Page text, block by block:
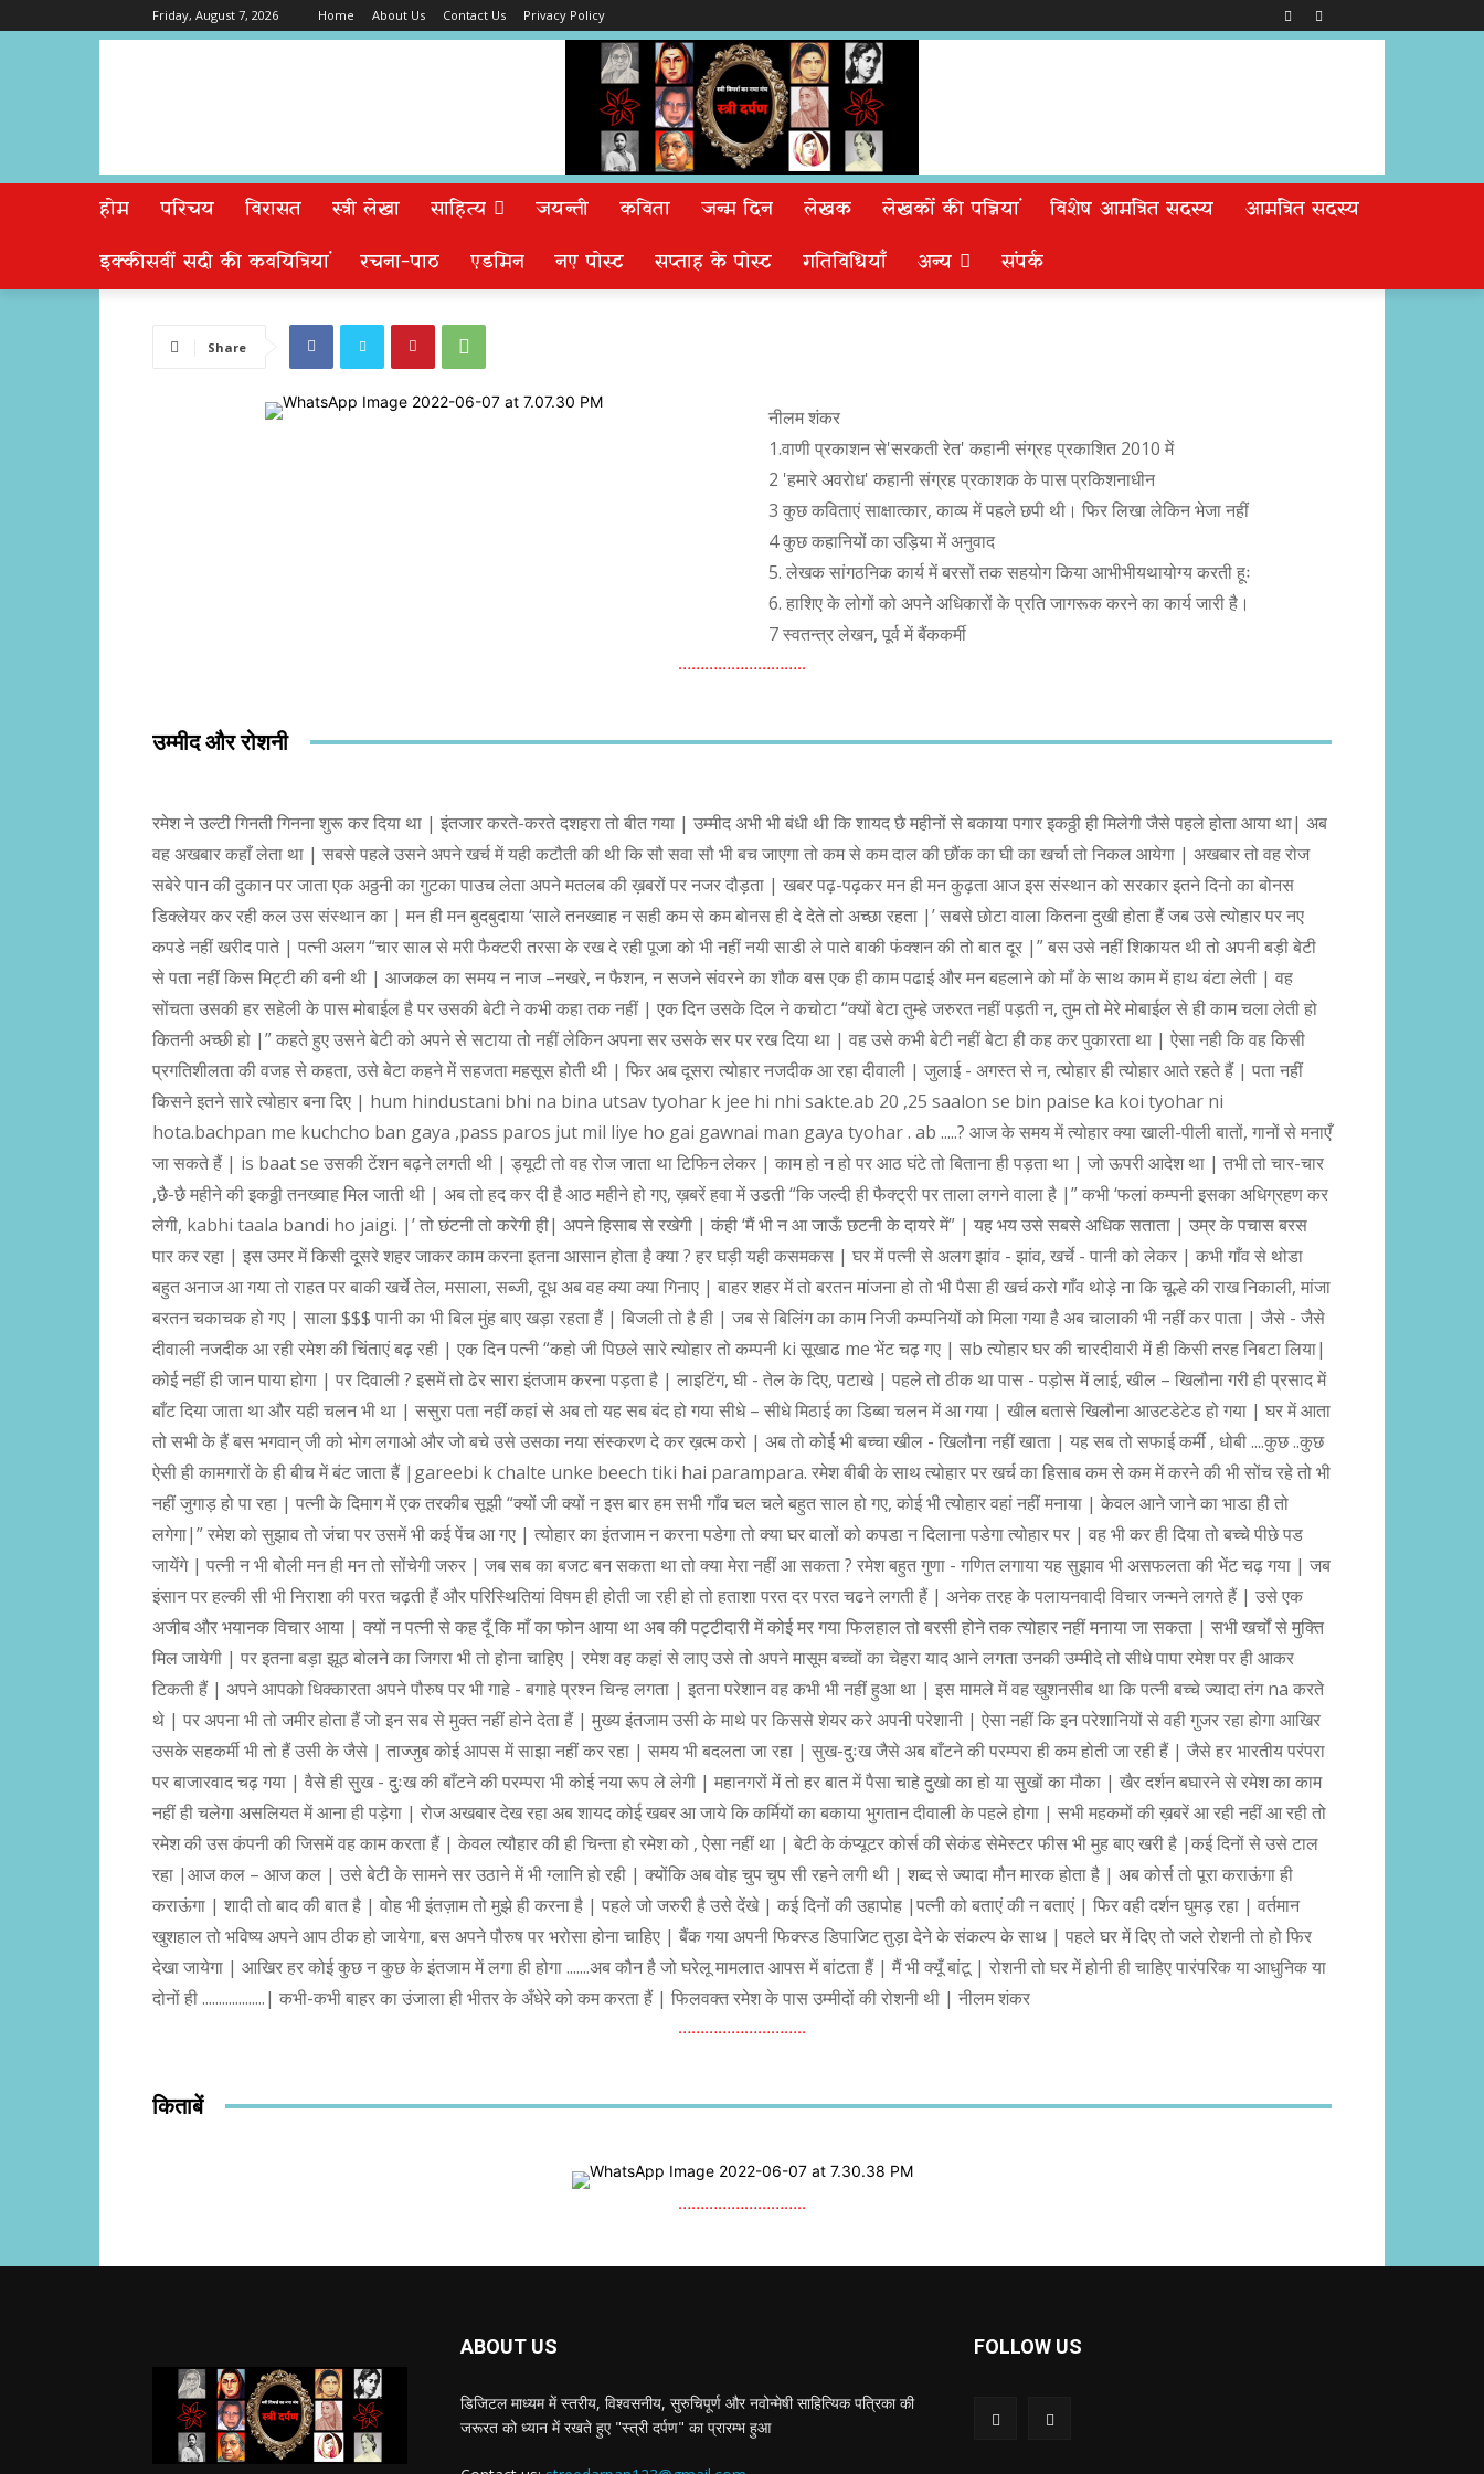
Friday, August 7, 2026 Home About Us Contact Us Privacy Policy
होम परिचय विरासत स्त्री लेखा साहित्य जयन्ती कविता जन्म दिन लेखक लेखकों की पत्नियां विशेष आमंत्रित सदस्य
आमंत्रित सदस्य
इक्कीसवीं सदी की कवयित्रियां
रचना-पाठ एडमिन नए पोस्ट सप्ताह के पोस्ट गतिविधियाँ अन्य संपर्क
Share
नीलम शंकर
1.वाणी प्रकाशन से'सरकती रेत' कहानी संग्रह प्रकाशित 2010 में
2 'हमारे अवरोध' कहानी संग्रह प्रकाशक के पास प्रकिशनाधीन
3 कुछ कविताएं साक्षात्कार, काव्य में पहले छपी थी। फिर लिखा लेकिन भेजा नहीं
4 कुछ कहानियों का उड़िया में अनुवाद
5. लेखक सांगठनिक कार्य में बरसों तक सहयोग किया आभीभीयथायोग्य करती हूः
6. हाशिए के लोगों को अपने अधिकारों के प्रति जागरूक करने का कार्य जारी है।
7 स्वतन्त्र लेखन, पूर्व में बैंककर्मी
………………………..
उम्मीद और रोशनी
रमेश ने उल्टी गिनती गिनना शुरू कर दिया था | इंतजार करते-करते दशहरा तो बीत गया | उम्मीद अभी भी बंधी थी कि शायद छै महीनों से बकाया पगार इकठ्ठी ही मिलेगी जैसे पहले होता आया था| अब
वह अखबार कहाँ लेता था | सबसे पहले उसने अपने खर्च में यही कटौती की थी कि सौ सवा सौ भी बच जाएगा तो कम से कम दाल की छौंक का घी का खर्चा तो निकल आयेगा | अखबार तो वह रोज
सबेरे पान की दुकान पर जाता एक अठ्ठनी का गुटका पाउच लेता अपने मतलब की ख़बरों पर नजर दौड़ता | खबर पढ़-पढ़कर मन ही मन कुढ़ता आज इस संस्थान को सरकार इतने दिनो का बोनस
डिक्लेयर कर रही कल उस संस्थान का | मन ही मन बुदबुदाया ‘साले तनख्वाह न सही कम से कम बोनस ही दे देते तो अच्छा रहता |’ सबसे छोटा वाला कितना दुखी होता हैं जब उसे त्योहार पर नए
कपडे नहीं खरीद पाते | पत्नी अलग “चार साल से मरी फैक्टरी तरसा के रख दे रही पूजा को भी नहीं नयी साडी ले पाते बाकी फंक्शन की तो बात दूर |” बस उसे नहीं शिकायत थी तो अपनी बड़ी बेटी
से पता नहीं किस मिट्टी की बनी थी | आजकल का समय न नाज –नखरे, न फैशन, न सजने संवरने का शौक बस एक ही काम पढाई और मन बहलाने को माँ के साथ काम में हाथ बंटा लेती | वह
सोंचता उसकी हर सहेली के पास मोबाईल है पर उसकी बेटी ने कभी कहा तक नहीं | एक दिन उसके दिल ने कचोटा “क्यों बेटा तुम्हे जरुरत नहीं पड़ती न, तुम तो मेरे मोबाईल से ही काम चला लेती हो
कितनी अच्छी हो |” कहते हुए उसने बेटी को अपने से सटाया तो नहीं लेकिन अपना सर उसके सर पर रख दिया था | वह उसे कभी बेटी नहीं बेटा ही कह कर पुकारता था | ऐसा नही कि वह किसी
प्रगतिशीलता की वजह से कहता, उसे बेटा कहने में सहजता महसूस होती थी | फिर अब दूसरा त्योहार नजदीक आ रहा दीवाली | जुलाई - अगस्त से न, त्योहार ही त्योहार आते रहते हैं | पता नहीं
किसने इतने सारे त्योहार बना दिए | hum hindustani bhi na bina utsav tyohar k jee hi nhi sakte.ab 20 ,25 saalon se bin paise ka koi tyohar ni
hota.bachpan me kuchcho ban gaya ,pass paros jut mil liye ho gai gawnai man gaya tyohar . ab .....? आज के समय में त्योहार क्या खाली-पीली बातों, गानों से मनाएँ
जा सकते हैं | is baat se उसकी टेंशन बढ़ने लगती थी | ड्यूटी तो वह रोज जाता था टिफिन लेकर | काम हो न हो पर आठ घंटे तो बिताना ही पड़ता था | जो ऊपरी आदेश था | तभी तो चार-चार
,छै-छै महीने की इकठ्ठी तनख्वाह मिल जाती थी | अब तो हद कर दी है आठ महीने हो गए, ख़बरें हवा में उडती “कि जल्दी ही फैक्ट्री पर ताला लगने वाला है |” कभी ‘फलां कम्पनी इसका अधिग्रहण कर
लेगी, kabhi taala bandi ho jaigi. |’ तो छंटनी तो करेगी ही| अपने हिसाब से रखेगी | कंही ‘मैं भी न आ जाऊँ छटनी के दायरे में” | यह भय उसे सबसे अधिक सताता | उम्र के पचास बरस
पार कर रहा | इस उमर में किसी दूसरे शहर जाकर काम करना इतना आसान होता है क्या ? हर घड़ी यही कसमकस | घर में पत्नी से अलग झांव - झांव, खर्चे - पानी को लेकर | कभी गाँव से थोडा
बहुत अनाज आ गया तो राहत पर बाकी खर्चे तेल, मसाला, सब्जी, दूध अब वह क्या क्या गिनाए | बाहर शहर में तो बरतन मांजना हो तो भी पैसा ही खर्च करो गाँव थोड़े ना कि चूल्हे की राख निकाली, मांजा
बरतन चकाचक हो गए | साला $$$ पानी का भी बिल मुंह बाए खड़ा रहता हैं | बिजली तो है ही | जब से बिलिंग का काम निजी कम्पनियों को मिला गया है अब चालाकी भी नहीं कर पाता | जैसे - जैसे
दीवाली नजदीक आ रही रमेश की चिंताएं बढ़ रही | एक दिन पत्नी “कहो जी पिछले सारे त्योहार तो कम्पनी ki सूखाढ me भेंट चढ़ गए | सb त्योहार घर की चारदीवारी में ही किसी तरह निबटा लिया|
कोई नहीं ही जान पाया होगा | पर दिवाली ? इसमें तो ढेर सारा इंतजाम करना पड़ता है | लाइटिंग, घी - तेल के दिए, पटाखे | पहले तो ठीक था पास - पड़ोस में लाई, खील – खिलौना गरी ही प्रसाद में
बाँट दिया जाता था और यही चलन भी था | ससुरा पता नहीं कहां से अब तो यह सब बंद हो गया सीधे – सीधे मिठाई का डिब्बा चलन में आ गया | खील बतासे खिलौना आउटडेटेड हो गया | घर में आता
तो सभी के हैं बस भगवान् जी को भोग लगाओ और जो बचे उसे उसका नया संस्करण दे कर ख़त्म करो | अब तो कोई भी बच्चा खील - खिलौना नहीं खाता | यह सब तो सफाई कर्मी , धोबी ....कुछ ..कुछ
ऐसी ही कामगारों के ही बीच में बंट जाता हैं |gareebi k chalte unke beech tiki hai parampara. रमेश बीबी के साथ त्योहार पर खर्च का हिसाब कम से कम में करने की भी सोंच रहे तो भी
नहीं जुगाड़ हो पा रहा | पत्नी के दिमाग में एक तरकीब सूझी “क्यों जी क्यों न इस बार हम सभी गाँव चल चले बहुत साल हो गए, कोई भी त्योहार वहां नहीं मनाया | केवल आने जाने का भाडा ही तो
लगेगा|” रमेश को सुझाव तो जंचा पर उसमें भी कई पेंच आ गए | त्योहार का इंतजाम न करना पडेगा तो क्या घर वालों को कपडा न दिलाना पडेगा त्योहार पर | वह भी कर ही दिया तो बच्चे पीछे पड
जायेंगे | पत्नी न भी बोली मन ही मन तो सोंचेगी जरुर | जब सब का बजट बन सकता था तो क्या मेरा नहीं आ सकता ? रमेश बहुत गुणा - गणित लगाया यह सुझाव भी असफलता की भेंट चढ़ गया | जब
इंसान पर हल्की सी भी निराशा की परत चढ़ती हैं और परिस्थितियां विषम ही होती जा रही हो तो हताशा परत दर परत चढने लगती हैं | अनेक तरह के पलायनवादी विचार जन्मने लगते हैं | उसे एक
अजीब और भयानक विचार आया | क्यों न पत्नी से कह दूँ कि माँ का फोन आया था अब की पट्टीदारी में कोई मर गया फिलहाल तो बरसी होने तक त्योहार नहीं मनाया जा सकता | सभी खर्चों से मुक्ति
मिल जायेगी | पर इतना बड़ा झूठ बोलने का जिगरा भी तो होना चाहिए | रमेश वह कहां से लाए उसे तो अपने मासूम बच्चों का चेहरा याद आने लगता उनकी उम्मीदे तो सीधे पापा रमेश पर ही आकर
टिकती हैं | अपने आपको धिक्कारता अपने पौरुष पर भी गाहे - बगाहे प्रश्न चिन्ह लगता | इतना परेशान वह कभी भी नहीं हुआ था | इस मामले में वह खुशनसीब था कि पत्नी बच्चे ज्यादा तंग na करते
थे | पर अपना भी तो जमीर होता हैं जो इन सब से मुक्त नहीं होने देता हैं | मुख्य इंतजाम उसी के माथे पर किससे शेयर करे अपनी परेशानी | ऐसा नहीं कि इन परेशानियों से वही गुजर रहा होगा आखिर
उसके सहकर्मी भी तो हैं उसी के जैसे | ताज्जुब कोई आपस में साझा नहीं कर रहा | समय भी बदलता जा रहा | सुख-दुःख जैसे अब बाँटने की परम्परा ही कम होती जा रही हैं | जैसे हर भारतीय परंपरा
पर बाजारवाद चढ़ गया | वैसे ही सुख - दुःख की बाँटने की परम्परा भी कोई नया रूप ले लेगी | महानगरों में तो हर बात में पैसा चाहे दुखो का हो या सुखों का मौका | खैर दर्शन बघारने से रमेश का काम
नहीं ही चलेगा असलियत में आना ही पड़ेगा | रोज अखबार देख रहा अब शायद कोई खबर आ जाये कि कर्मियों का बकाया भुगतान दीवाली के पहले होगा | सभी महकमों की ख़बरें आ रही नहीं आ रही तो
रमेश की उस कंपनी की जिसमें वह काम करता हैं | केवल त्यौहार की ही चिन्ता हो रमेश को , ऐसा नहीं था | बेटी के कंप्यूटर कोर्स की सेकंड सेमेस्टर फीस भी मुह बाए खरी है |कई दिनों से उसे टाल
रहा |आज कल – आज कल | उसे बेटी के सामने सर उठाने में भी ग्लानि हो रही | क्योंकि अब वोह चुप चुप सी रहने लगी थी | शब्द से ज्यादा मौन मारक होता है | अब कोर्स तो पूरा कराऊंगा ही
कराऊंगा | शादी तो बाद की बात है | वोह भी इंतज़ाम तो मुझे ही करना है | पहले जो जरुरी है उसे देंखे | कई दिनों की उहापोह |पत्नी को बताएं की न बताएं | फिर वही दर्शन घुमड़ रहा | वर्तमान
खुशहाल तो भविष्य अपने आप ठीक हो जायेगा, बस अपने पौरुष पर भरोसा होना चाहिए | बैंक गया अपनी फिक्स्ड डिपाजिट तुड़ा देने के संकल्प के साथ | पहले घर में दिए तो जले रोशनी तो हो फिर
देखा जायेगा | आखिर हर कोई कुछ न कुछ के इंतजाम में लगा ही होगा .......अब कौन है जो घरेलू मामलात आपस में बांटता हैं | मैं भी क्यूँ बांटू | रोशनी तो घर में होनी ही चाहिए पारंपरिक या आधुनिक या
दोनों ही ...................| कभी-कभी बाहर का उंजाला ही भीतर के अँधेरे को कम करता हैं | फिलवक्त रमेश के पास उम्मीदों की रोशनी थी | नीलम शंकर
………………………..
किताबें
………………………..
ABOUT US
डिजिटल माध्यम में स्तरीय, विश्वसनीय, सुरुचिपूर्ण और नवोन्मेषी साहित्यिक पत्रिका की
जरूरत को ध्यान में रखते हुए "स्त्री दर्पण" का प्रारम्भ हुआ
FOLLOW US